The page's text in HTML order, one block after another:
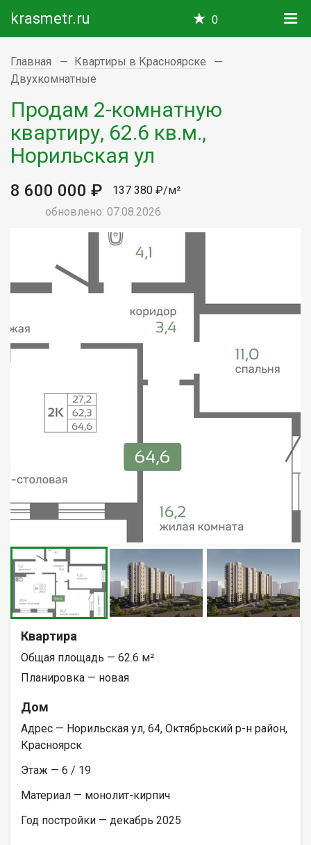
krasmetr.ru 0
Главная
Квартиры в Красноярске
Двухкомнатные
Продам 2-комнатную
квартиру, 62.6 кв.м.,
Норильская ул
8 600 000 ₽
137 380 ₽/м²
обновлено: 07.08.2026
Квартира
Общая площадь — 62.6 м²
Планировка — новая
Дом
Адрес — Норильская ул, 64, Октябрьский р-н район,
Красноярск
Этаж — 6 / 19
Материал — монолит-кирпич
Год постройки — декабрь 2025